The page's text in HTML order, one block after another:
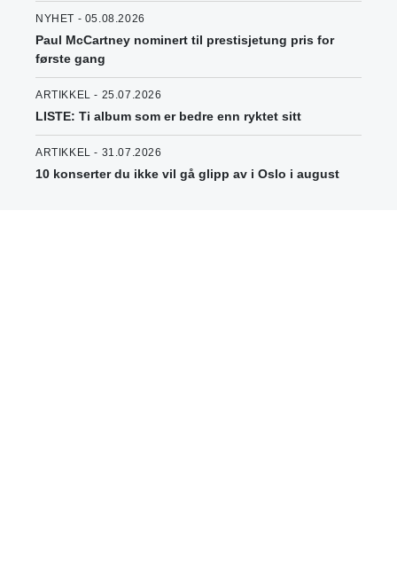
NYHET - 05.08.2026
Paul McCartney nominert til prestisjetung pris for
første gang
ARTIKKEL - 25.07.2026
LISTE: Ti album som er bedre enn ryktet sitt
ARTIKKEL - 31.07.2026
10 konserter du ikke vil gå glipp av i Oslo i august